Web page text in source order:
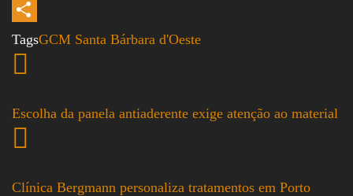
Email
Share
TagsGCM Santa Bárbara d'Oeste
Escolha da panela antiaderente exige atenção ao material
Clínica Bergmann personaliza tratamentos em Porto